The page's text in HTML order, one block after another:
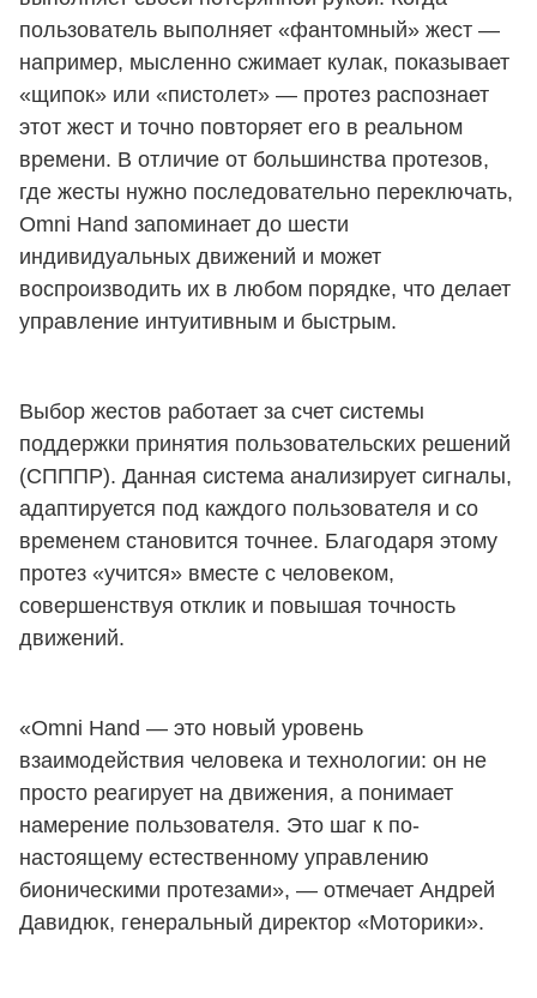
пользователь выполняет «фантомный» жест —
например, мысленно сжимает кулак, показывает
«щипок» или «пистолет» — протез распознает
этот жест и точно повторяет его в реальном
времени. В отличие от большинства протезов,
где жесты нужно последовательно переключать,
Omni Hand запоминает до шести
индивидуальных движений и может
воспроизводить их в любом порядке, что делает
управление интуитивным и быстрым.
Выбор жестов работает за счет системы
поддержки принятия пользовательских решений
(СПППР). Данная система анализирует сигналы,
адаптируется под каждого пользователя и со
временем становится точнее. Благодаря этому
протез «учится» вместе с человеком,
совершенствуя отклик и повышая точность
движений.
«Omni Hand — это новый уровень
взаимодействия человека и технологии: он не
просто реагирует на движения, а понимает
намерение пользователя. Это шаг к по-
настоящему естественному управлению
бионическими протезами», — отмечает Андрей
Давидюк, генеральный директор «Моторики».